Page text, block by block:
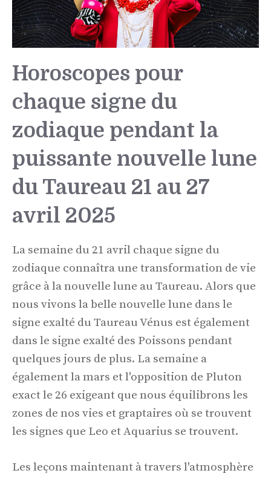
Horoscopes pour
chaque signe du
zodiaque pendant la
puissante nouvelle lune
du Taureau 21 au 27
avril 2025
La semaine du 21 avril chaque signe du
zodiaque connaîtra une transformation de vie
grâce à la nouvelle lune au Taureau. Alors que
nous vivons la belle nouvelle lune dans le
signe exalté du Taureau Vénus est également
dans le signe exalté des Poissons pendant
quelques jours de plus. La semaine a
également la mars et l'opposition de Pluton
exact le 26 exigeant que nous équilibrons les
zones de nos vies et graptaires où se trouvent
les signes que Leo et Aquarius se trouvent.
Les leçons maintenant à travers l'atmosphère